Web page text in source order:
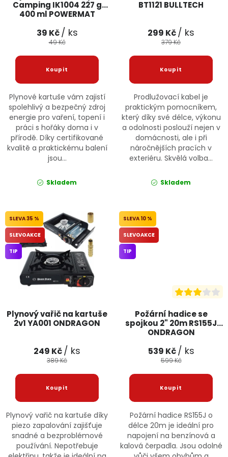
Camping IK1004 227 g
400 ml POWERMAT
39 Kč/ ks
49 Kč
Plynové kartuše vám zajistí
spolehlivý a bezpečný zdroj
energie pro vaření, topení i
práci s hořáky doma i v
přírodě. Díky certifikované
kvalitě a praktickému balení
jsou...
Skladem
BT1121 BULLTECH
299 Kč/ ks
379 Kč
Prodlužovací kabel je
praktickým pomocníkem,
který díky své délce, výkonu
a odolnosti poslouží nejen v
domácnosti, ale i při
náročnějších pracích v
exteriéru. Skvělá volba...
Skladem
Plynový vařič na kartuše
2v1 YA001 ONDRAGON
35 %
SLEVOAKCE
TIP
249 Kč/ ks
389 Kč
Plynový vařič na kartuše díky
piezo zapalování zajišťuje
snadné a bezproblémové
používání. Nepotřebuje
Požární hadice se
spojkou 2" 20m RS155J
ONDRAGON
10 %
SLEVOAKCE
TIP
539 Kč/ ks
599 Kč
Požární hadice RS155J o
délce 20m je ideální pro
napojení na benzínová a
kalová čerpadla. Jsou odolné